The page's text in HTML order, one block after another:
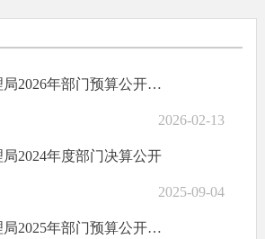
永靖县应急管理局2026年部门预算公开情况说明
2026-02-13
2024年度部门决算公开
2025-09-04
永靖县应急管理局2025年部门预算公开情况说明